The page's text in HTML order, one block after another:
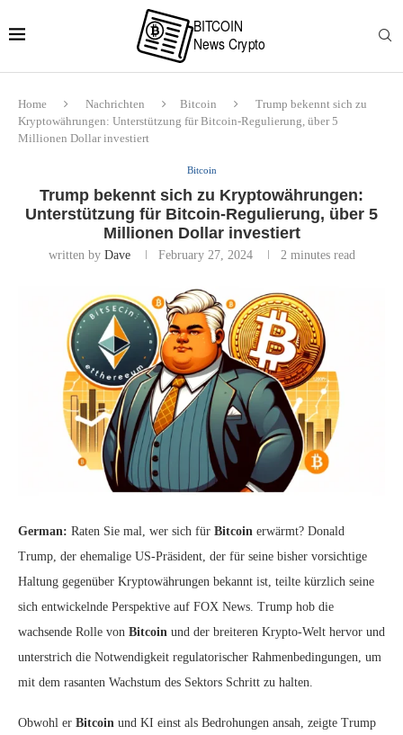
Home Nachrichten Bitcoin
Trump bekennt sich zu
Kryptowährungen: Unterstützung für Bitcoin-Regulierung, über 5
Millionen Dollar investiert
Bitcoin
Trump bekennt sich zu Kryptowährungen:
Unterstützung für Bitcoin-Regulierung, über 5
Millionen Dollar investiert
written by Dave February 27, 2024 2 minutes read
German: Raten Sie mal, wer sich für Bitcoin erwärmt? Donald
Trump, der ehemalige US-Präsident, der für seine bisher vorsichtige
Haltung gegenüber Kryptowährungen bekannt ist, teilte kürzlich seine
sich entwickelnde Perspektive auf FOX News. Trump hob die
wachsende Rolle von Bitcoin und der breiteren Krypto-Welt hervor und
unterstrich die Notwendigkeit regulatorischer Rahmenbedingungen, um
mit dem rasanten Wachstum des Sektors Schritt zu halten.
Obwohl er Bitcoin und KI einst als Bedrohungen ansah, zeigte Trump